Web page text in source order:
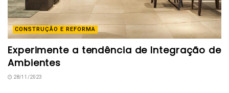
CONSTRUÇÃO E REFORMA
Experimente a tendência de Integração de
Ambientes
28/11/2023